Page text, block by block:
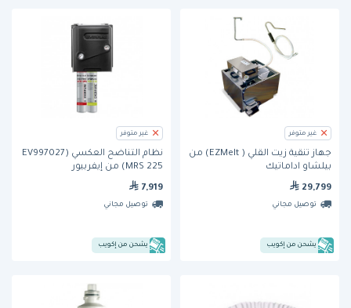
غير متوفر
جهاز تنقية زيت القلي ( EZMelt) من
بيلشاو اداماتيك
29,799
توصيل مجاني
يشحن من إكويب
غير متوفر
نظام التناضح العكسي (EV997027
MRS 225) من إيفربيور
7,919
توصيل مجاني
يشحن من إكويب